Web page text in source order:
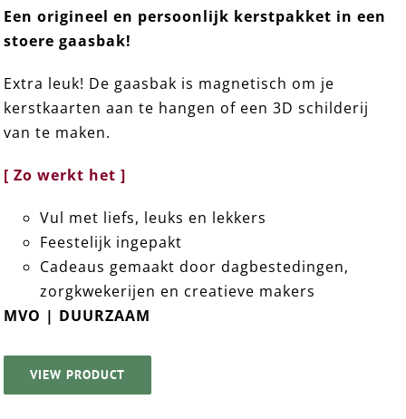
KERST SCHILDERIJ ➸ Origineel & Persoonlijk
Een origineel en persoonlijk kerstpakket in een
stoere gaasbak!
Extra leuk! De gaasbak is magnetisch om je
kerstkaarten aan te hangen of een 3D schilderij
van te maken.
[ Zo werkt het ]
Vul met liefs, leuks en lekkers
Feestelijk ingepakt
Cadeaus gemaakt door dagbestedingen,
zorgkwekerijen en creatieve makers
MVO | DUURZAAM
VIEW PRODUCT